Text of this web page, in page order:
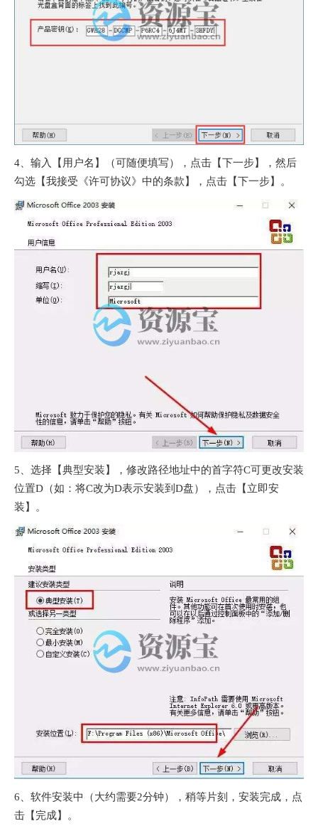
4、输入【用户名】（可随便填写），点击【下一步】，然后
勾选【我接受《许可协议》中的条款】，点击【下一步】。
5、选择【典型安装】，修改路径地址中的首字符C可更改安装
位置D（如：将C改为D表示安装到D盘），点击【立即安
装】。
6、软件安装中（大约需要2分钟），稍等片刻，安装完成，点
击【完成】。